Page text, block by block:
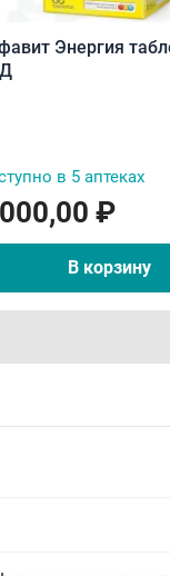
Энергия
в 5 аптеках
₽
В корзину